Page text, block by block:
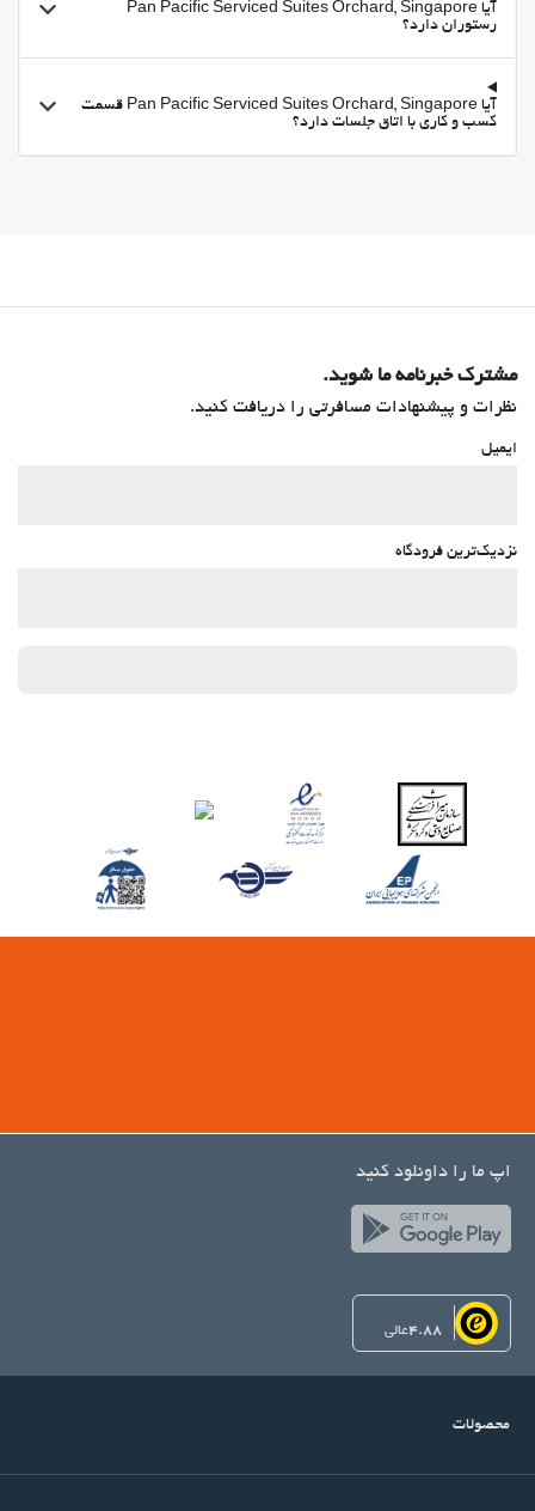
آیا Pan Pacific Serviced Suites Orchard, Singapore
رستوران دارد؟
آیا Pan Pacific Serviced Suites Orchard, Singapore قسمت
کسب و کاری با اتاق جلسات دارد؟
مشترک خبرنامه ما شوید.
نظرات و پیشنهادات مسافرتی را دریافت کنید.
ایمیل
نزدیک‌ترین فرودگاه
اپ ما را داونلود کنید
4.88عالی
محصولات